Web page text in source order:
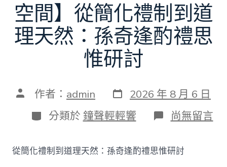
空間】從簡化禮制到道
理天然：孫奇逢酌禮思
惟研討
文 作者： admin 發
表
日
期
2026 年 8 月 6 日
分
類
分類於 鐘聲輕輕響 在
〈【趙
泰
找
尚無留言
從簡化禮制到道理天然：孫奇逢酌禮思惟研討